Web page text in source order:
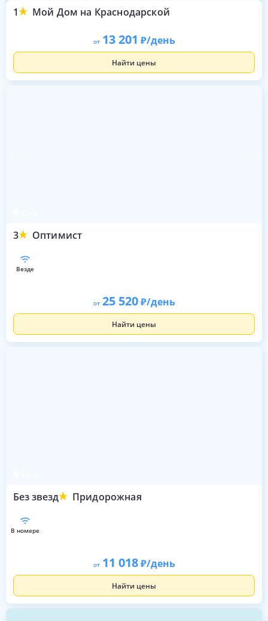
1 Мой Дом на Краснодарской
от 13 201 /день
Найти цены
3 Оптимист
везде
от 25 520 /день
Найти цены
Без звезд Придорожная
в номере
от 11 018 /день
Найти цены